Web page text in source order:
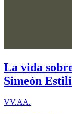
La vida
Simeón
VV.AA.